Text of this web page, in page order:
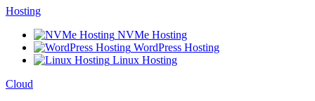
Hosting
NVMe Hosting
WordPress Hosting
Linux Hosting
Cloud